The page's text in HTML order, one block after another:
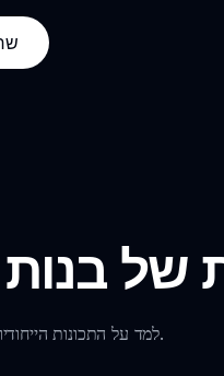
של
למד על התכונות הייחודיות שמקפיצות את חווית ספרונקי.